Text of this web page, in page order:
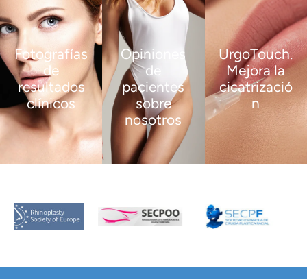
Fotografías
de
resultados
clínicos
VER
MÁS
Opiniones
de
pacientes
sobre
nosotros
VER
MÁS
UrgoTouch.
Mejora la
cicatrizació
n
VER
MÁS